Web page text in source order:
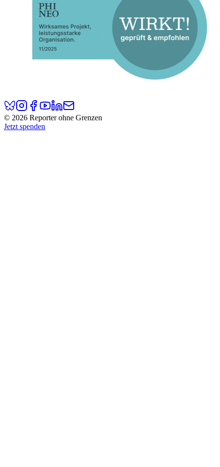
© 2026 Reporter ohne Grenzen
Jetzt spenden